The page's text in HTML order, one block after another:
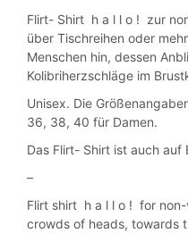
Flirt- Shirt h a l l o ! zur
über Tischreihen oder
Menschen hin, dessen
Kolibriherzschläge im
Unisex. Die
36, 38, 40 für Damen.
Das Flirt- Shirt ist auch
–
Flirt shirt h a l l o ! for
crowds of heads, towards